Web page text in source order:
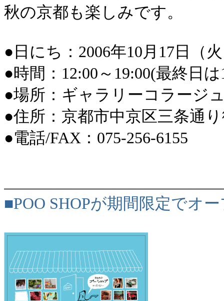
秋の京都も楽しみです。
●日にち：2006年10月17日（
●時間：12:00～19:00(最終日
●場所：ギャラリーコラージ
●住所：京都市中京区三条通
●電話/FAX：075-256-6155
■POO SHOPが期間限定でオ